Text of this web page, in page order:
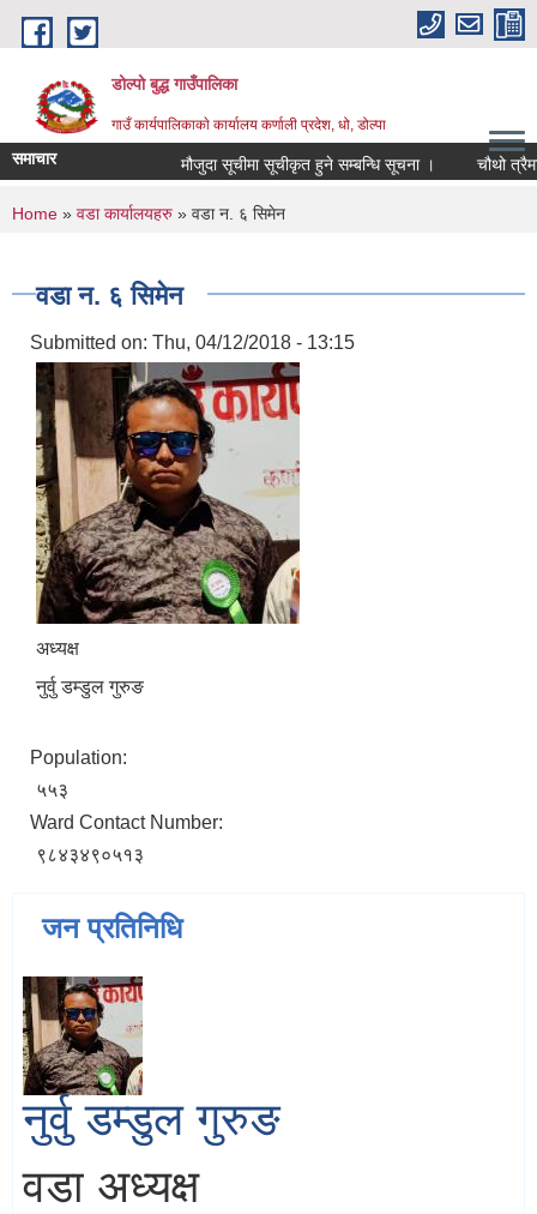
Skip to main content
डोल्पो बुद्ध गाउँपालिका
गाउँ कार्यपालिकाकाे कार्यालय कर्णाली प्रदेश, धो, डोल्पा
समाचार मौजुदा सूचीमा सूचीकृत हुने सम्बन्धि सूचना । चौथो
You are here
Home » वडा कार्यालयहरु » वडा न. ६ सिमेन
वडा न. ६ सिमेन
Submitted on: Thu, 04/12/2018 - 13:15
अध्यक्ष
नुर्वु डम्डुल गुरुङ
Population:
५५३
Ward Contact Number:
९८४३४९०५१३
जन प्रतिनिधि
नुर्वु डम्डुल गुरुङ
वडा अध्यक्ष